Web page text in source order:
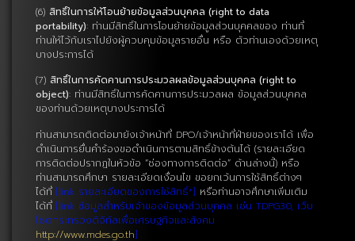
(6) สิทธิ์ในการให้โอนย้ายข้อมูลส่วนบุคคล (right to data
portability): ท่านมีสิทธิ์ในการโอนย้ายข้อมูลส่วนบุคคลของ ท่านที่
ท่านให้ไว้กับเราไปยังผู้ควบคุมข้อมูลรายอื่น หรือ ตัวท่านเองด้วยเหตุ
บางประการได้
(7) สิทธิ์ในการคัดคานการประมวลผลข้อมูลส่วนบุคคล (right to
object): ท่านมีสิทธิ์ในการคัดคานการประมวลผล ข้อมูลส่วนบุคคล
ของท่านด้วยเหตุบางประการได้
ท่านสามารถติดต่อมายังเจ้าหน้าที่ DPO/เจ้าหน้าที่ฝ่ายของเราได้ เพื่อ
ดำเนินการยื่นคำร้องขอดำเนินการตามสิทธิ์ข้างต้นได้ (รายละเอียด
การติดต่อปรากฏในหัวข้อ “ช่องทางการติดต่อ” ด้านล่างนี้) หรือ
ท่านสามารถศึกษา รายละเอียดเงื่อนไข ขอยกเว้นการใช้สิทธิ์ต่างๆ
ได้ที่ [link รายละเอียดของการใช้สิทธิ์*] หรือท่านอาจศึกษาเพิ่มเติม
ได้ที่ [link ข้อมูลสำหรับเจ้าของข้อมูลส่วนบุคคล เช่น TDPG3.0, เว็บ
ไซตกระทรวงดิจิทัลเพื่อเศรษฐกิจและสังคม
http://www.mdes.go.th]